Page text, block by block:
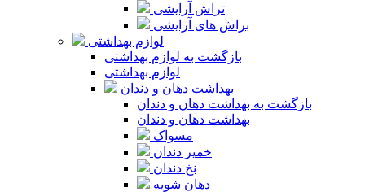
تراش آرایشی
براش های آرایشی
لوازم بهداشتی
بازگشت به لوازم بهداشتی
لوازم بهداشتی
بهداشت دهان و دندان
بازگشت به بهداشت دهان و دندان
بهداشت دهان و دندان
مسواک
خمیر دندان
نخ دندان
دهان شویه